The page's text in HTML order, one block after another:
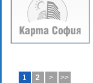
1 2 > >>